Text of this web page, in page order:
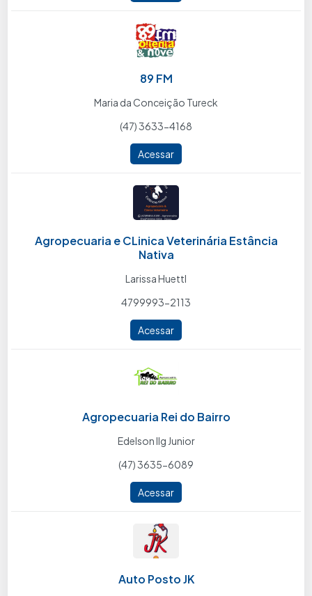
89 FM
Maria da Conceição Tureck
(47) 3633-4168
Acessar
Agropecuaria e CLinica Veterinária Estância
Nativa
Larissa Huettl
4799993-2113
Acessar
Agropecuaria Rei do Bairro
Edelson Ilg Junior
(47) 3635-6089
Acessar
Auto Posto JK